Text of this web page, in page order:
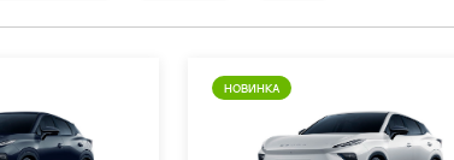
НОВИНКА